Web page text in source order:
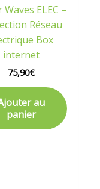
Waves ELEC –
Réseau
Box
internet
75,90€
au
panier